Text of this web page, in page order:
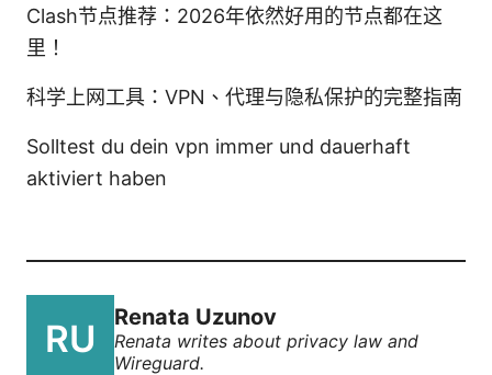
Clash节点推荐：2026年依然好用的节点都在这
里！
科学上网工具：VPN、代理与隐私保护的完整指南
Solltest du dein vpn immer und dauerhaft
aktiviert haben
Renata Uzunov
Renata writes about privacy law and
Wireguard.